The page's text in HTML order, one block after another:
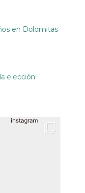
en Dolomitas
elección